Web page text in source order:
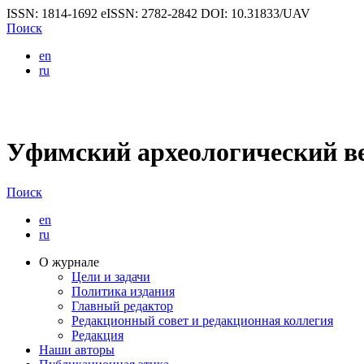
ISSN: 1814-1692 eISSN: 2782-2842 DOI: 10.31833/UAV
Поиск
en
ru
Уфимский археологический
Поиск
en
ru
О журнале
Цели и задачи
Политика издания
Главный редактор
Редакционный совет и редакционная коллегия
Редакция
Наши авторы